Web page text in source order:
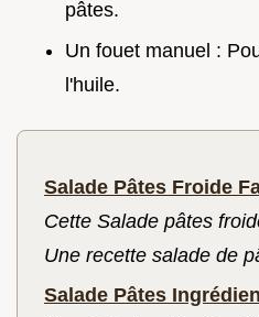
pâtes.
Un fouet manuel :
l'huile.
Salade Pâtes Froide
Cette Salade pâtes
Une recette salade de
Salade Pâtes